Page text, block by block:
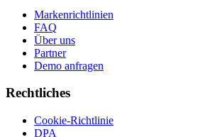
Markenrichtlinien
FAQ
Über uns
Partner
Demo anfragen
Rechtliches
Cookie-Richtlinie
DPA